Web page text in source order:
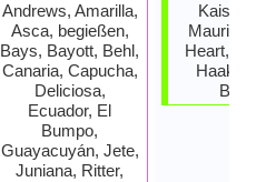
Andrews, Amarilla,
Asca, begießen,
Bays, Bayott, Behl,
Canaria, Capucha,
Deliciosa,
Ecuador, El
Bumpo,
Guayacuyán, Jete,
Juniana, Ritter,
Kaiser
Mauritiu,
Heart,
Haak Yip